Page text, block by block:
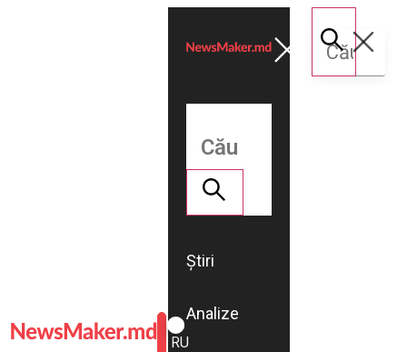
ROMÂNĂ
RU
Știri
Analize